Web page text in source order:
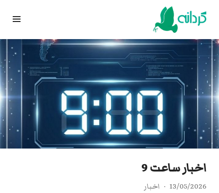
Skip
content
اخبار ساعت 9
13/05/2026 اخبار